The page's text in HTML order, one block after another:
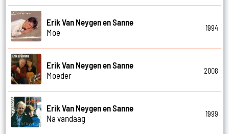
Erik Van Neygen en Sanne
Moe
1994
Erik Van Neygen en Sanne
Moeder
2008
Erik Van Neygen en Sanne
Na vandaag
1999